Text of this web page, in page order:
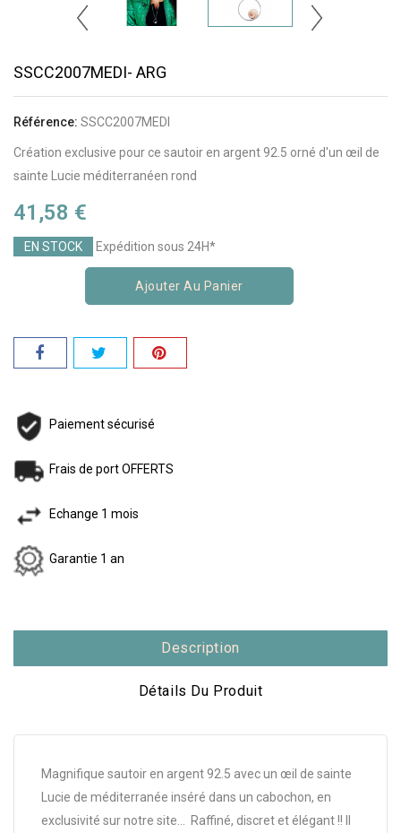
SSCC2007MEDI- ARG
Référence: SSCC2007MEDI
Création exclusive pour ce sautoir en argent 92.5 orné d'un œil de
sainte Lucie méditerranéen rond
41,58 €
EN STOCK Expédition sous 24H*
Ajouter Au Panier
Paiement sécurisé
Frais de port OFFERTS
Echange 1 mois
Garantie 1 an
Description
Détails Du Produit
Magnifique sautoir en argent 92.5 avec un œil de sainte
Lucie de méditerranée inséré dans un cabochon, en
exclusivité sur notre site... Raffiné, discret et élégant !! Il